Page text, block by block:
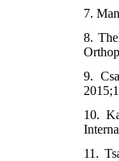
7.
8.
9.
10.
11.